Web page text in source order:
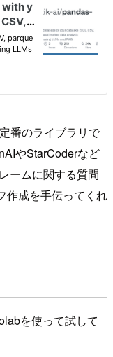
番のライブラリで
やStarCoderなど
ームに関する質問
作成を手伝ってくれ
を使って試して